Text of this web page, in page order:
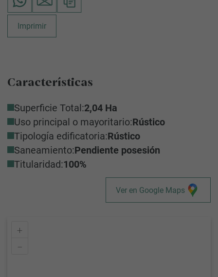
Imprimir
Características
Superficie Total:2,04 Ha
Uso principal o mayoritario:Rústico
Tipología edificatoria:Rústico
Saneamiento:Pendiente posesión
Titularidad:100%
Ver en Google Maps
+
–